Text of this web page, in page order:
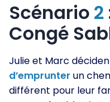
Scénario 2
Congé
Julie et Marc
d’emprunter un
différent pour leur